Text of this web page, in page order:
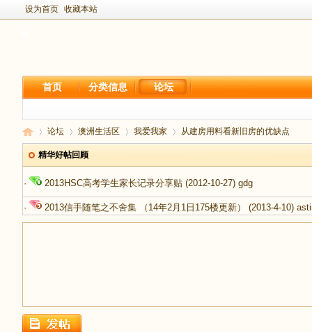
设为首页 收藏本站
首页 分类信息 论坛
足
论坛 澳洲生活区 我爱我家 从建房用料看新旧房的优缺点
精华好帖回顾
· 2013HSC高考学生家长记录分享贴 (2012-10-27) gdg
· 2013信手随笔之不舍集 （14年2月1日175楼更新） (2013-4-10)